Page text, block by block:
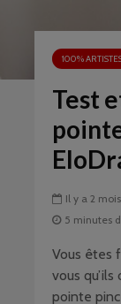
100%
Test
Il y a 2 mois
5 minutes
Vous êtes
vous
pointe